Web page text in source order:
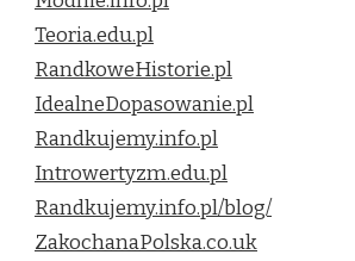
Teoria.edu.pl
RandkoweHistorie.pl
IdealneDopasowanie.pl
Randkujemy.info.pl
Introwertyzm.edu.pl
Randkujemy.info.pl/blog/
ZakochanaPolska.co.uk